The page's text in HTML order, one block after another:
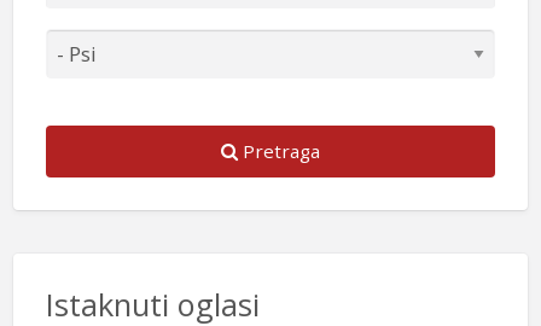
Pretraga
Istaknuti oglasi